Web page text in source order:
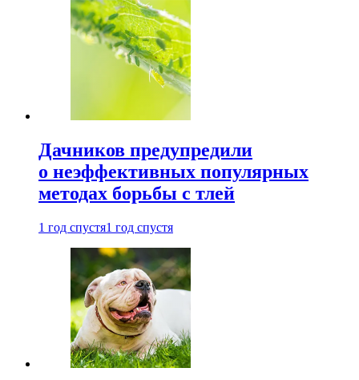
Дачников предупредили
о неэффективных популярных
методах борьбы с тлей
1 год спустя1 год спустя